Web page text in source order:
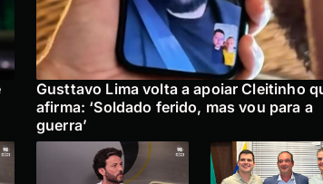
Gusttavo Lima volta a apoiar Cleitinho
afirma: ‘Soldado ferido, mas vou para a
guerra’